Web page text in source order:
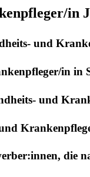
in
und
in in
und
die